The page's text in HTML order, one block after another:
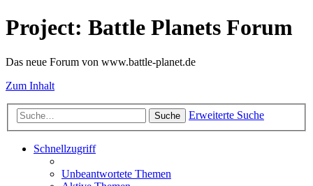
Project: Battle Planets Forum
Das neue Forum von www.battle-planet.de
Zum Inhalt
Suche Erweiterte Suche
Schnellzugriff
Unbeantwortete Themen